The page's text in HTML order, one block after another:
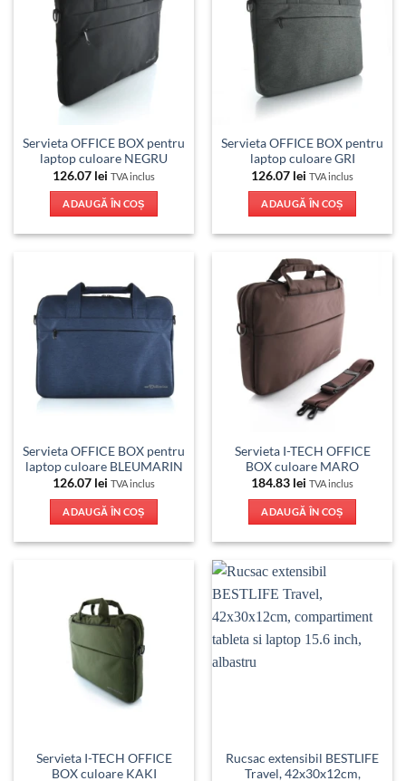
Servieta OFFICE BOX pentru
laptop culoare NEGRU
126.07 lei TVA inclus
ADAUGĂ ÎN COȘ
Servieta OFFICE BOX pentru
laptop culoare GRI
126.07 lei TVA inclus
ADAUGĂ ÎN COȘ
Servieta OFFICE BOX pentru
laptop culoare BLEUMARIN
126.07 lei TVA inclus
ADAUGĂ ÎN COȘ
Servieta I-TECH OFFICE
BOX culoare MARO
184.83 lei TVA inclus
ADAUGĂ ÎN COȘ
Servieta I-TECH OFFICE
BOX culoare KAKI
Rucsac extensibil BESTLIFE
Travel, 42x30x12cm,